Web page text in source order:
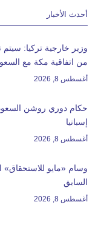
أحدث الأخبار
وزير خارجية تركيا:
من اتفاقية مكة مع
أغسطس 8, 2026
حكام دوري روشن
إسبانيا
أغسطس 8, 2026
وسام «مايو للاستحقاق»
السابق
أغسطس 8, 2026